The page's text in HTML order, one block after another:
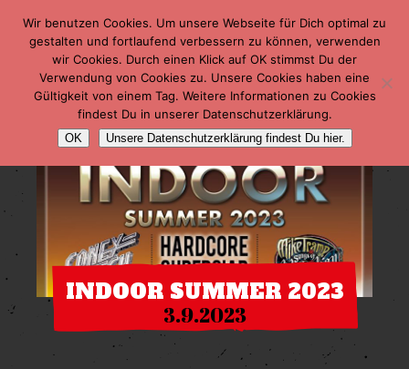
INDOOR SUMMER 2023
3.9.2023
Wir benutzen Cookies. Um unsere Webseite für Dich optimal zu
gestalten und fortlaufend verbessern zu können, verwenden
wir Cookies. Durch einen Klick auf OK stimmst Du der
Verwendung von Cookies zu. Unsere Cookies haben eine
Gültigkeit von einem Tag. Weitere Informationen zu Cookies
findest Du in unserer Datenschutzerklärung.
OK Unsere Datenschutzerklärung findest Du hier.